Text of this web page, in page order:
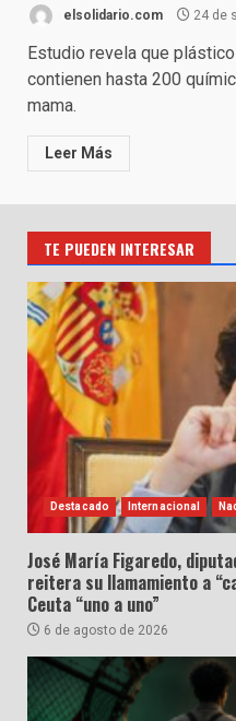
elsolidario.com 24 de
Estudio revela que
contienen hasta 200
mama.
Leer Más
TE PUEDEN INTERESAR
Destacado Internacional
José María Figaredo,
reitera su llamamiento a
Ceuta “uno a uno”
6 de agosto de 2026